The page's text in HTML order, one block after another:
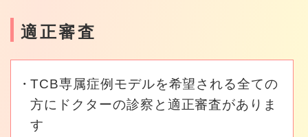
適正審査
TCB専属症例モデルを希望される全ての
方にドクターの診察と適正審査がありま
す